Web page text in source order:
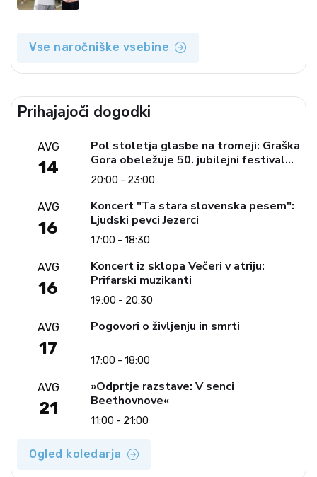
Vse naročniške vsebine
Prihajajoči dogodki
AVG
14
Pol stoletja glasbe na tromeji: Graška
Gora obeležuje 50. jubilejni festival
narodno-zabavne glasbe
20:00 - 23:00
AVG
16
Koncert "Ta stara slovenska pesem":
Ljudski pevci Jezerci
17:00 - 18:30
AVG
16
Koncert iz sklopa Večeri v atriju:
Prifarski muzikanti
19:00 - 20:30
AVG
17
Pogovori o življenju in smrti
17:00 - 18:00
AVG
21
»Odprtje razstave: V senci
Beethovnove«
11:00 - 21:00
Ogled koledarja